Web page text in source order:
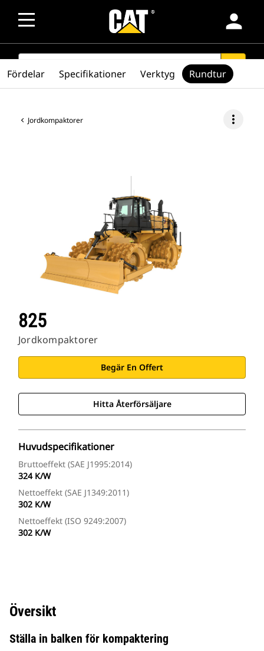
person
SEARCH search
Jordkompaktorer more_vert
825
Jordkompaktorer
Begär En Offert
Hitta Återförsäljare
Huvudspecifikationer
Bruttoeffekt (SAE J1995:2014)
324 K/W
Nettoeffekt (SAE J1349:2011)
302 K/W
Nettoeffekt (ISO 9249:2007)
302 K/W
Fördelar Specifikationer Verktyg Rundtur
Översikt
Ställa in balken för kompaktering